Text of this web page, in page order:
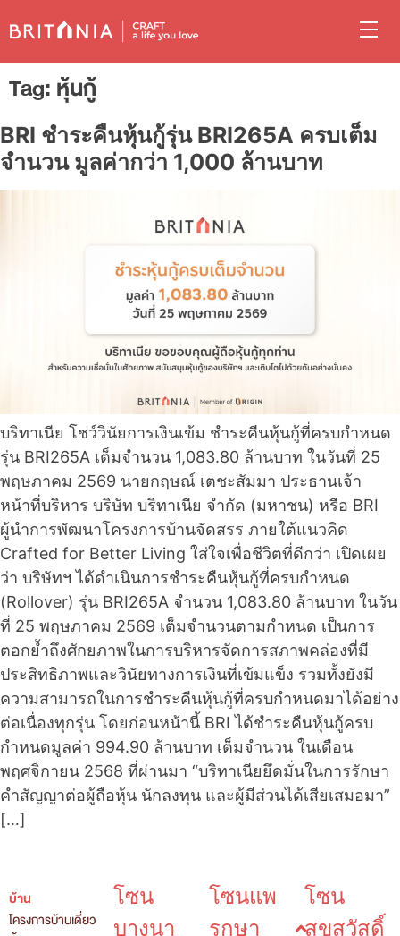
Tag:หุ้นกู้
BRI ชำระคืนหุ้นกู้รุ่น BRI265A ครบเต็ม
จำนวน มูลค่ากว่า 1,000 ล้านบาท
บริทาเนีย โชว์วินัยการเงินเข้ม ชำระคืนหุ้นกู้ที่ครบกำหนด
รุ่น BRI265A เต็มจำนวน 1,083.80 ล้านบาท ในวันที่ 25
พฤษภาคม 2569 นายกฤษณ์ เตชะสัมมา ประธานเจ้า
หน้าที่บริหาร บริษัท บริทาเนีย จำกัด (มหาชน) หรือ BRI
ผู้นำการพัฒนาโครงการบ้านจัดสรร ภายใต้แนวคิด
Crafted for Better Living ใส่ใจเพื่อชีวิตที่ดีกว่า เปิดเผย
ว่า บริษัทฯ ได้ดำเนินการชำระคืนหุ้นกู้ที่ครบกำหนด
(Rollover) รุ่น BRI265A จำนวน 1,083.80 ล้านบาท ในวัน
ที่ 25 พฤษภาคม 2569 เต็มจำนวนตามกำหนด เป็นการ
ตอกย้ำถึงศักยภาพในการบริหารจัดการสภาพคล่องที่มี
ประสิทธิภาพและวินัยทางการเงินที่เข้มแข็ง รวมทั้งยังมี
ความสามารถในการชำระคืนหุ้นกู้ที่ครบกำหนดมาได้อย่าง
ต่อเนื่องทุกรุ่น โดยก่อนหน้านี้ BRI ได้ชำระคืนหุ้นกู้ครบ
กำหนดมูลค่า 994.90 ล้านบาท เต็มจำนวน ในเดือน
พฤศจิกายน 2568 ที่ผ่านมา “บริทาเนียยึดมั่นในการรักษา
คำสัญญาต่อผู้ถือหุ้น นักลงทุน และผู้มีส่วนได้เสียเสมอมา”
[…]
บ้าน
โครงการบ้านเดี่ยว
โซน
บางนา
โซนแพ
รกษา
โซน
สุขสวัสดิ์